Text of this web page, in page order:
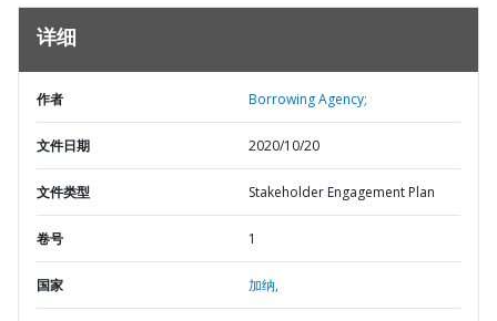
详细
作者 Borrowing Agency;
文件日期 2020/10/20
文件类型 Stakeholder Engagement Plan
卷号 1
国家 加纳,